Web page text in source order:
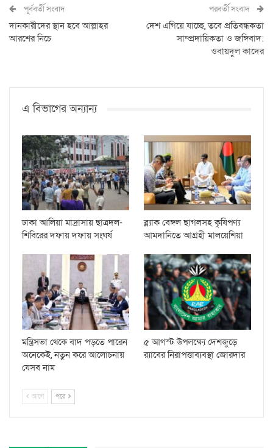
পূর্ববর্তী সংবাদ
দানকারীদের স্থান হবে আল্লাহর
আরশের নিচে
পরবর্তী সংবাদ
দেশ এগিয়ে যাচ্ছে, তবে প্রতিবন্ধকতা
সাম্প্রদায়িকতা ও জঙ্গিবাদ:
ওবায়দুল কাদের
এ বিভাগের অন্যান্য
ঢাকা আলিয়া মাদ্রাসায় ছাত্রদল-
শিবিরের দফায় দফায় সংঘর্ষ
ব্ল্যাক বেঙ্গল ছাগলসহ কৃষিপণ্য
আমদানিতে আগ্রহী মালয়েশিয়া
মন্ত্রিসভা থেকে বাদ পড়তে পারেন
অনেকেই, নতুন করে আলোচনায়
যেসব নাম
৫ আগস্ট উপলক্ষ্যে দেশজুড়ে
র‌্যাবের নিরাপত্তাব্যবস্থা জোরদার
আগে পরে